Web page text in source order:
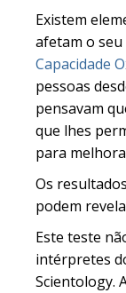
Existem
afetam o seu
Capacidade
pessoas
pensavam
que lhes
para
Os
podem
Este teste
intérpretes
Scientology.